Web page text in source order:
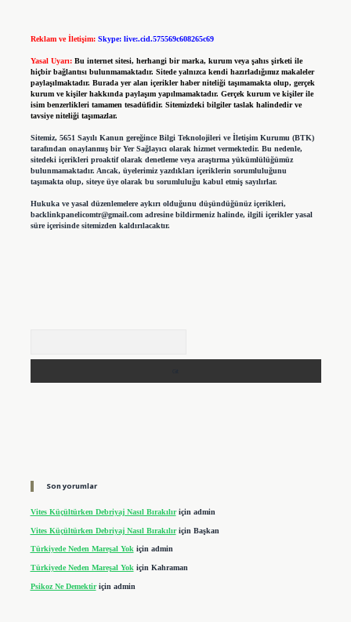
Reklam ve İletişim: Skype: live:.cid.575569c608265c69
Yasal Uyarı: Bu internet sitesi, herhangi bir marka, kurum veya şahıs şirketi ile
hiçbir bağlantısı bulunmamaktadır. Sitede yalnızca kendi hazırladığımız makaleler
paylaşılmaktadır. Burada yer alan içerikler haber niteliği taşımamakta olup, gerçek
kurum ve kişiler hakkında paylaşım yapılmamaktadır. Gerçek kurum ve kişiler ile
isim benzerlikleri tamamen tesadüfidir. Sitemizdeki bilgiler taslak halindedir ve
tavsiye niteliği taşımazlar.
Sitemiz, 5651 Sayılı Kanun gereğince Bilgi Teknolojileri ve İletişim Kurumu (BTK)
tarafından onaylanmış bir Yer Sağlayıcı olarak hizmet vermektedir. Bu nedenle,
sitedeki içerikleri proaktif olarak denetleme veya araştırma yükümlülüğümüz
bulunmamaktadır. Ancak, üyelerimiz yazdıkları içeriklerin sorumluluğunu
taşımakta olup, siteye üye olarak bu sorumluluğu kabul etmiş sayılırlar.
Hukuka ve yasal düzenlemelere aykırı olduğunu düşündüğünüz içerikleri,
backlinkpanelicomtr@gmail.comadresine bildirmeniz halinde, ilgili içerikler yasal
süre içerisinde sitemizden kaldırılacaktır.
Son yorumlar
Vites Küçültürken Debriyaj Nasıl Bırakılıriçin admin
Vites Küçültürken Debriyaj Nasıl Bırakılıriçin Başkan
Türkiyede Neden Mareşal Yokiçin admin
Türkiyede Neden Mareşal Yok için Kahraman
Psikoz Ne Demektiriçin admin